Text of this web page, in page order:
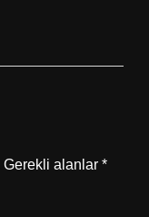
Gerekli alanlar *